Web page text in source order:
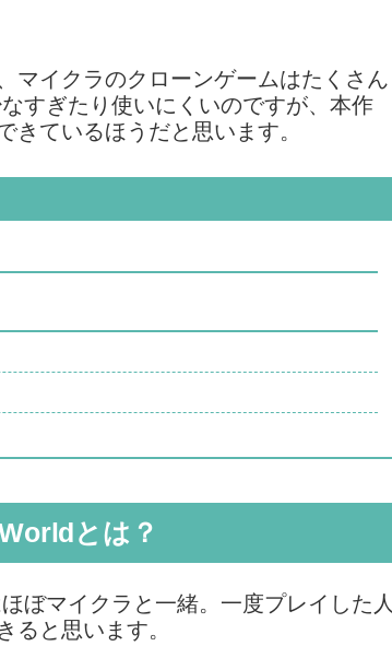
マイクラのクローンゲームはたくさん
すぎたり使いにくいのですが、本作
きているほうだと思います。
とは？
ぼマイクラと一緒。一度プレイした人
ると思います。